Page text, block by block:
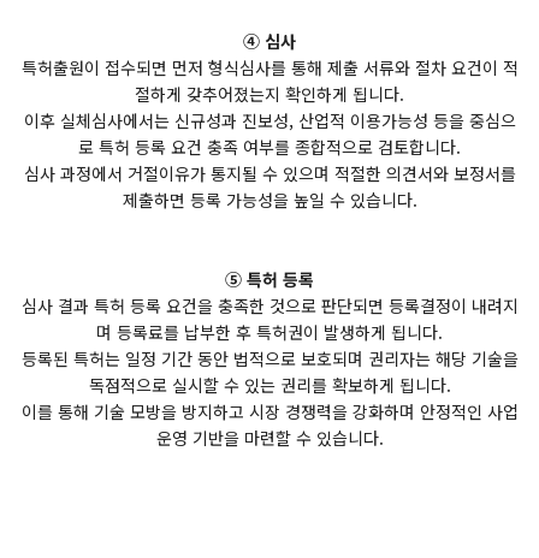
④ 심사
특허출원이 접수되면 먼저 형식심사를 통해 제출 서류와 절차 요건이 적
절하게 갖추어졌는지 확인하게 됩니다.
이후 실체심사에서는 신규성과 진보성, 산업적 이용가능성 등을 중심으
로 특허 등록 요건 충족 여부를 종합적으로 검토합니다.
심사 과정에서 거절이유가 통지될 수 있으며 적절한 의견서와 보정서를
제출하면 등록 가능성을 높일 수 있습니다.
⑤ 특허 등록
심사 결과 특허 등록 요건을 충족한 것으로 판단되면 등록결정이 내려지
며 등록료를 납부한 후 특허권이 발생하게 됩니다.
등록된 특허는 일정 기간 동안 법적으로 보호되며 권리자는 해당 기술을
독점적으로 실시할 수 있는 권리를 확보하게 됩니다.
이를 통해 기술 모방을 방지하고 시장 경쟁력을 강화하며 안정적인 사업
운영 기반을 마련할 수 있습니다.